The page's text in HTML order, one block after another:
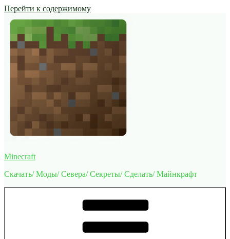
Перейти к содержимому
Minecraft
Скачать/ Моды/ Севера/ Секреты/ Сделать/ Майнкрафт